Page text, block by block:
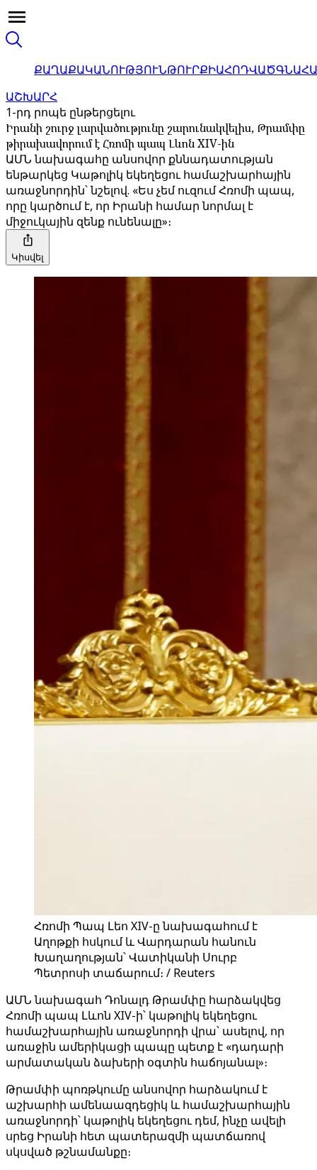
ՔԱՂԱՔԱԿԱՆՈՒԹՅՈՒՆԹՈՒՐՔԻԱՀՈԴՎԱԾ
ԱՇԽԱՐՀ
1-րդ րոպե ընթերցելու
Իրանի շուրջ լարվածությունը շարունակվելիս, Թրամփը
թիրախավորում է Հռոմի պապ Լևոն XIV-ին
ԱՄՆ նախագահը անսովոր քննադատության
ենթարկեց Կաթոլիկ եկեղեցու համաշխարհային
առաջնորդին՝ նշելով. «Ես չեմ ուզում Հռոմի պապ,
որը կարծում է, որ Իրանի համար նորմալ է
միջուկային զենք ունենալը»։
Կիսվել
Հռոմի Պապ Լեո XIV-ը նախագահում է
Աղոթքի հսկում և Վարդարան հանուն
Խաղաղության՝ Վատիկանի Սուրբ
Պետրոսի տաճարում։ / Reuters
ԱՄՆ նախագահ Դոնալդ Թրամփը հարձակվեց
Հռոմի պապ Լևոն XIV-ի՝ կաթոլիկ եկեղեցու
համաշխարհային առաջնորդի վրա՝ ասելով, որ
առաջին ամերիկացի պապը պետք է «դադարի
արմատական ​​ձախերի օգտին հաճոյանալ»։
Թրամփի պոռթկումը անսովոր հարձակում է
աշխարհի ամենաազդեցիկ և համաշխարհային
առաջնորդի՝ կաթոլիկ եկեղեցու դեմ, ինչը ավելի
սրեց Իրանի հետ պատերազմի պատճառով
սկսված թշնամանքը։